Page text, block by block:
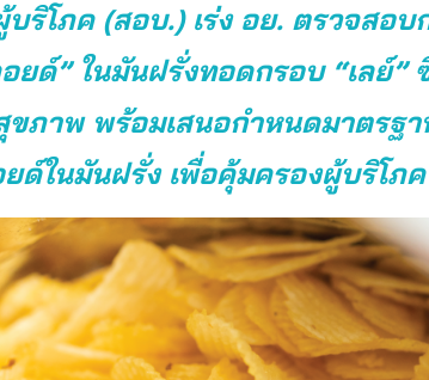
ริโภค (สอบ.) เร่ง อย. ตรวจสอ
ยด์” ในมันฝรั่งทอดกรอบ “เลย์”
ขภาพ พร้อมเสนอกำหนดมาตรฐา
ด์ในมันฝรั่ง เพื่อคุ้มครองผู้บริโภค